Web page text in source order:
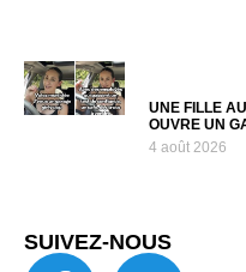
UNE FILLE
OUVRE UN
4 août 2026
SUIVEZ-NOUS